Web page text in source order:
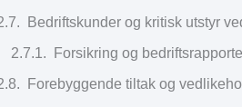
Bedriftskunder og kritisk utstyr
Forsikring og
Forebyggende tiltak og